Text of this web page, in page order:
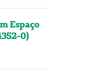
Espaço
0)